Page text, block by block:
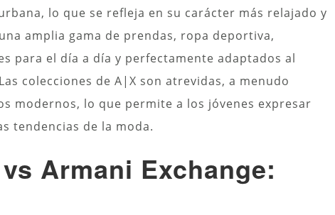
lo que se refleja en su carácter más relajado y
amplia gama de prendas, ropa deportiva,
para el día a día y perfectamente adaptados al
colecciones de A|X son atrevidas, a menudo
modernos, lo que permite a los jóvenes expresar
tendencias de la moda.
Armani Exchange: